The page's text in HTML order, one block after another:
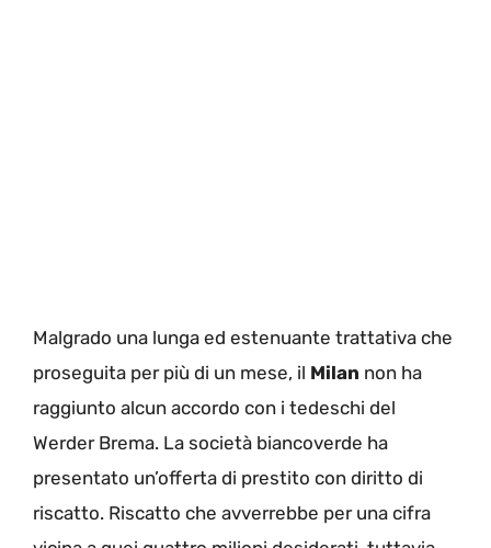
Malgrado una lunga ed estenuante trattativa che
proseguita per più di un mese, il Milan non ha
raggiunto alcun accordo con i tedeschi del
Werder Brema. La società biancoverde ha
presentato un’offerta di prestito con diritto di
riscatto. Riscatto che avverrebbe per una cifra